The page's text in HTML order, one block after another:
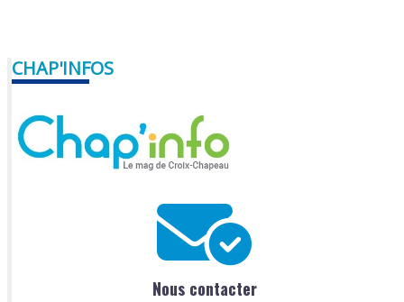
CHAP'INFOS
Nous contacter